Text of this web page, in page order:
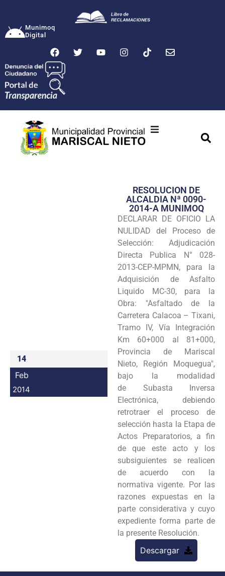
Munimoq
Digital
Transparencia
Seguridad
Programas
Intranet
14
Feb
2014
RESOLUCION DE
ALCALDIA Nª 0090-
2014-A MUNIMOQ
DECLARAR DE OFICIO LA
NULIDAD del Proceso de
Selección: Adjudicación
Directa Publica N° 028-
2013-CEP-MPMN, para la
Adquisición de Asfalto
Liquido MC-30, para la
Obra: "Asfaltado de la
Carretera Calacoa – Tixani,
Tramo IV, Vía Integración
Km 60+000 al 81+000,
Provincia de Mariscal
Nieto, Región Moquegua",
bajo la modalidad
de Subasta Inversa
Electrónica, debiendo
retrotraer el proceso de
selección hasta la Etapa de
Actos Preparatorios, a fin
de que este acto y los
subsiguientes se realicen
de acuerdo con la
normativa vigente. Por las
razones expuestas en la
parte considerativa y cuyo
expediente forma parte de
la presente Resolución.
Descargar